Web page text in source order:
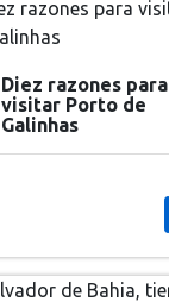
Diez razones para
visitar Porto de
Galinhas